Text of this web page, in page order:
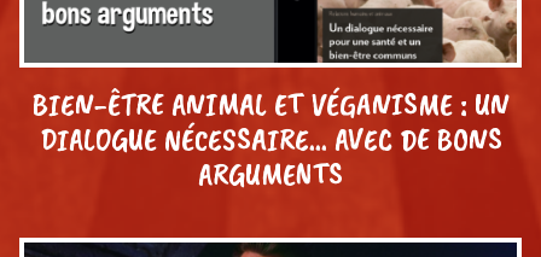
BIEN-ÊTRE ANIMAL ET VÉGANISME : UN
DIALOGUE NÉCESSAIRE… AVEC DE BONS
ARGUMENTS